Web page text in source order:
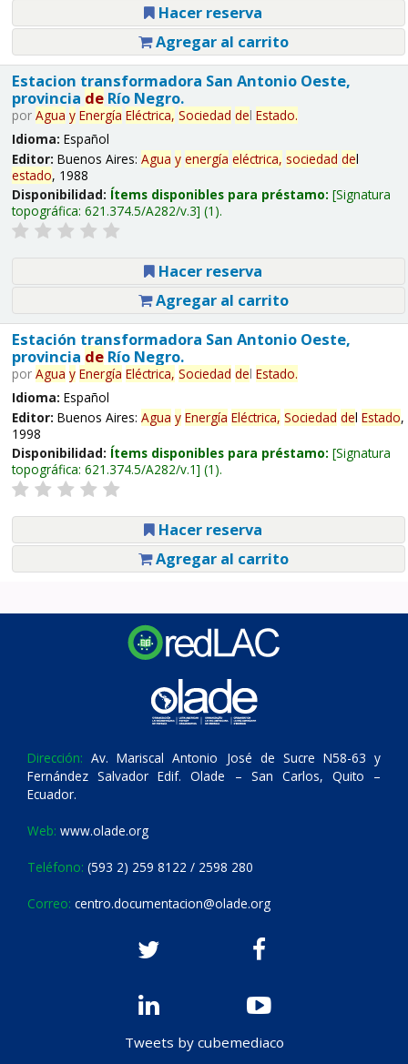
Hacer reserva
Agregar al carrito
Estacion transformadora San Antonio Oeste,
provincia deRío Negro.
por Agua y Energía Eléctrica, Sociedad del Estado.
Idioma: Español
Editor: Buenos Aires: Agua y energía eléctrica, sociedad del
estado, 1988
Disponibilidad: Ítems disponibles para préstamo: Signatura
topográfica: 621.374.5/A282/v.3 (1).
Hacer reserva
Agregar al carrito
Estación transformadora San Antonio Oeste,
provincia deRío Negro.
por Agua y Energía Eléctrica, Sociedad del Estado.
Idioma: Español
Editor: Buenos Aires: Agua y Energía Eléctrica, Sociedad del Estado,
1998
Disponibilidad: Ítems disponibles para préstamo: Signatura
topográfica: 621.374.5/A282/v.1 (1).
Hacer reserva
Agregar al carrito
Dirección: Av. Mariscal Antonio José de Sucre N58-63 y
Fernández Salvador Edif. Olade – San Carlos, Quito –
Ecuador.
Web: www.olade.org
Teléfono: (593 2) 259 8122 / 2598 280
Correo: centro.documentacion@olade.org
Tweets by cubemediaco